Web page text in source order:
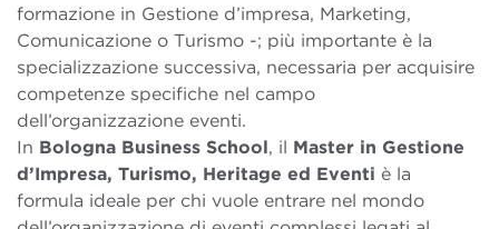
formazione in Gestione d’impresa, Marketing,
Comunicazione o Turismo -; più importante è la
specializzazione successiva, necessaria per acquisire
competenze specifiche nel campo
dell’organizzazione eventi.
In Bologna Business School, il Master in Gestione
d’Impresa, Turismo, Heritage ed Eventi è la
formula ideale per chi vuole entrare nel mondo